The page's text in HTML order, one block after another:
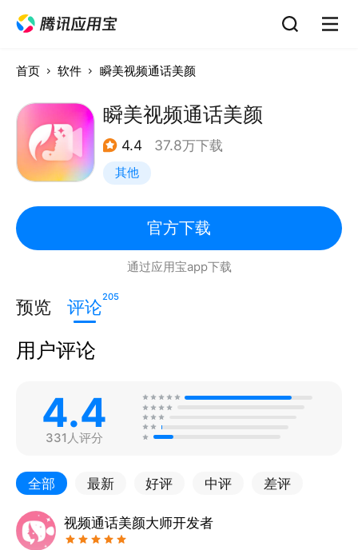
首页 软件 瞬美视频通话美颜
瞬美视频通话美颜
4.4 37.8万下载
其他
官方下载
通过应用宝app下载
预览 评论205
用户评论
4.4
331人评分
全部 最新 好评 中评 差评
视频通话美颜大师开发者